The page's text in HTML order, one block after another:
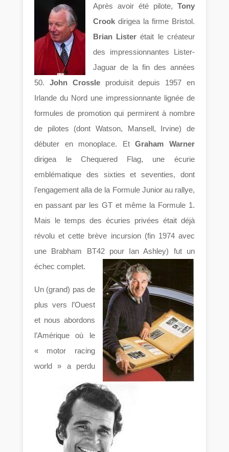
Après avoir été pilote, Tony
Crook dirigea la firme Bristol.
Brian Lister était le créateur
des impressionnantes Lister-
Jaguar de la fin des années
50. John Crossleproduisit depuis 1957 en
Irlande du Nord une impressionnante lignée de
formules de promotion qui permirent à nombre
de pilotes (dont Watson, Mansell, Irvine) de
débuter en monoplace. EtGraham Warner
dirigea le Chequered Flag, une écurie
emblématique des sixties et seventies, dont
l’engagement alla de la Formule Junior au rallye,
en passant par les GT et même la Formule 1.
Mais le temps des écuries privées était déjà
révolu et cette brève incursion (fin 1974 avec
une Brabham BT42 pour Ian Ashley) fut un
échec complet.
Un (grand) pas de
plus vers l’Ouest
et nous abordons
l’Amérique où le
« motor racing
world » a perdu